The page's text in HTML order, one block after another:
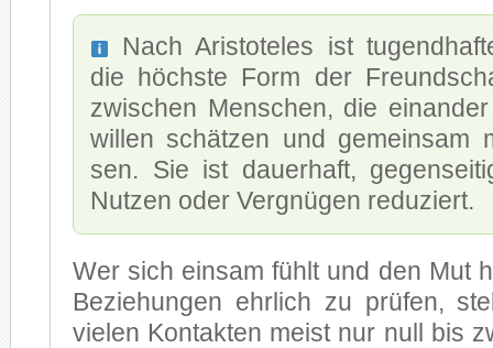
NachAris­to­te­les ist
die höchs­te Form der
zwi­schen Men­schen, die
wil­len schät­zen und ge­mein­sam
sen. Sie ist dau­er­haft,
Nut­zen oder Ver­gnü­gen re­du­ziert.
Wer sich ein­sam fühlt und den Mut
Be­zie­hun­gen ehr­lich zu prü­fen,
vie­len Kon­tak­ten meist nur null bis